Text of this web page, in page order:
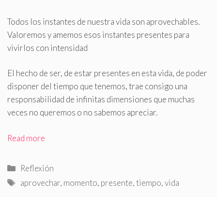
Todos los instantes de nuestra vida son aprovechables.
Valoremos y amemos esos instantes presentes para
vivirlos con intensidad
El hecho de ser, de estar presentes en esta vida, de poder
disponer del tiempo que tenemos, trae consigo una
responsabilidad de infinitas dimensiones que muchas
veces no queremos o no sabemos apreciar.
Read more
Categorías
Reflexión
Etiquetas
aprovechar, momento, presente,tiempo,vida